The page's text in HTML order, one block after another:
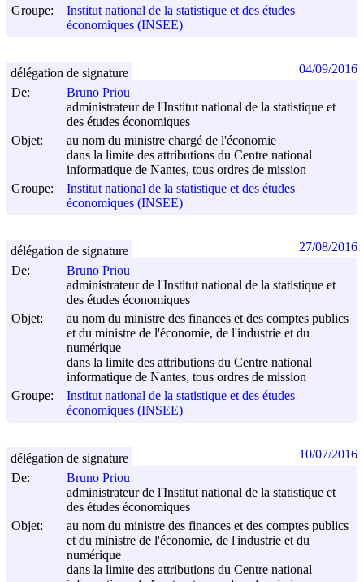
Groupe:
Institut national de la statistique et des études
économiques (INSEE)
De:
Bruno Priou
administrateur de l'Institut national de la statistique et
des études économiques
Objet:
au nom du ministre chargé de l'économie
dans la limite des attributions du Centre national
informatique de Nantes, tous ordres de mission
Groupe:
Institut national de la statistique et des études
économiques (INSEE)
délégation de signature 04/09/2016
De:
Bruno Priou
administrateur de l'Institut national de la statistique et
des études économiques
Objet:
au nom du ministre des finances et des comptes publics
et du ministre de l'économie, de l'industrie et du
numérique
dans la limite des attributions du Centre national
informatique de Nantes, tous ordres de mission
Groupe:
Institut national de la statistique et des études
économiques (INSEE)
délégation de signature 27/08/2016
De:
Bruno Priou
administrateur de l'Institut national de la statistique et
des études économiques
Objet:
au nom du ministre des finances et des comptes publics
et du ministre de l'économie, de l'industrie et du
numérique
dans la limite des attributions du Centre national
délégation de signature 10/07/2016